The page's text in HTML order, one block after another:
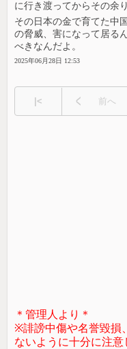
に行き渡ってからその余
その日本の金で育てた中
の脅威、害になって居る
べきなんだよ。
2025年06月28日 12:53
|< 前へ
＊管理人より＊
※誹謗中傷や名誉毀損
ないように十分に注意